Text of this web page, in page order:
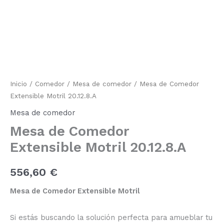
Inicio / Comedor / Mesa de comedor / Mesa de Comedor
Extensible Motril 20.12.8.A
Mesa de comedor
Mesa de Comedor
Extensible Motril 20.12.8.A
556,60 €
Mesa de Comedor Extensible Motril
Si estás buscando la solución perfecta para amueblar tu